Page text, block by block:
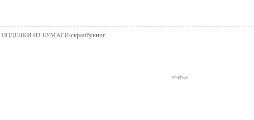
ПОДЕЛКИ ИЗ БУМАГИ/скрапбукинг